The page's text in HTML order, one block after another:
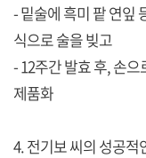
- 밑술에 흑미 팥 연잎
식으로 술을 빚고
- 12주간 발효 후, 손
제품화
4. 전기보 씨의 성공적